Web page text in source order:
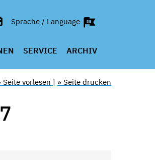
Sprache / Language
SERVICE ARCHIV
Seite vorlesen | » Seite drucken